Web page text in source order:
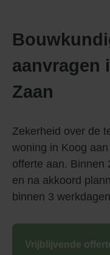
aanvragen
Zaan
Zekerheid over de
woning in Koog
offerte aan. Binnen
en na akkoord
binnen 3
Vrijblijvende